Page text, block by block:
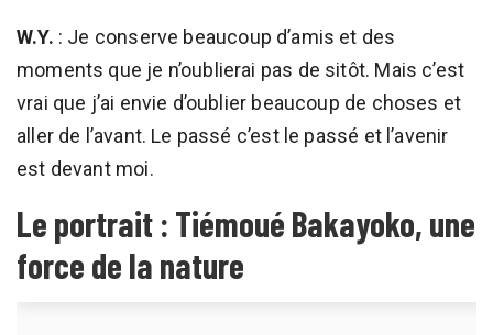
W.Y. : Je conserve beaucoup d’amis et des
moments que je n’oublierai pas de sitôt. Mais c’est
vrai que j’ai envie d’oublier beaucoup de choses et
aller de l’avant. Le passé c’est le passé et l’avenir
est devant moi.
Le portrait : Tiémoué Bakayoko, une
force de la nature